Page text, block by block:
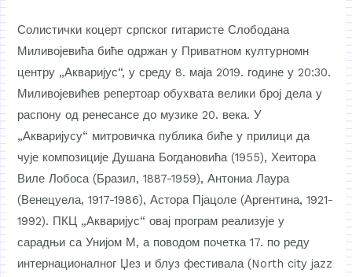
Солистички коцерт српског гитаристе Слободана
Миливојевића биће одржан у Приватном културномн
центру „Акваријус“, у среду 8. маја 2019. године у 20:30.
Миливојевићев репертоар обухвата велики број дела у
распону од ренесансе до музике 20. века. У
„Акваријусу“ митровичка публика биће у прилици да
чује композиције Душана Богдановића (1955), Хеитора
Виле Лобоса (Бразил, 1887-1959), Антониа Лаура
(Венецуела, 1917-1986), Астора Пјацоле (Аргентина, 1921-
1992). ПКЦ „Акваријус“ овај програм реализује у
сарадњи са Унијом М, а поводом почетка 17. по реду
интернационалног Џез и блуз фестивала (North city jazz